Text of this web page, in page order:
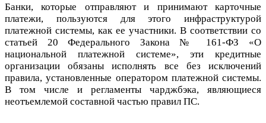
Банки, которые отправляют и принимают карточные
платежи, пользуются для этого инфраструктурой
платежной системы, как ее участники. В соответствии со
статьей 20 Федерального Закона № 161-ФЗ «О
национальной платежной системе», эти кредитные
организации обязаны исполнять все без исключений
правила, установленные оператором платежной системы.
В том числе и регламенты чарджбэка, являющиеся
неотъемлемой составной частью правил ПС.